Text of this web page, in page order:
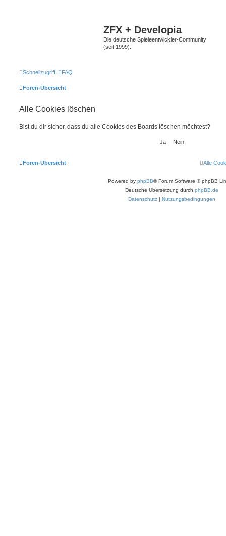
ZFX + Developia
Die deutsche Spieleentwickler-Community
(seit 1999).
Schnellzugriff FAQ
Foren-Übersicht
Alle Cookies löschen
Bist du dir sicher, dass du alle Cookies des Boards löschen möchtest?
Foren-Übersicht Alle
Powered by phpBB® Forum Software © phpBB
Deutsche Übersetzung durch phpBB.de
Datenschutz | Nutzungsbedingungen